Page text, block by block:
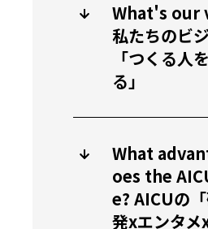
What's our
私たちのビ
「つくる人
る」
What
oes the
e? AICUの
発xエンタメ